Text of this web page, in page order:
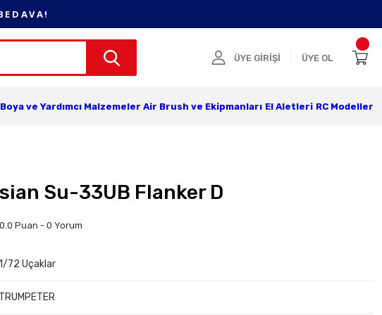
ÜYE GİRİŞİ ÜYE OL
Boya ve Yardımcı Malzemeler Air Brush ve Ekipmanları El Aletleri RC Modeller
Su-33UB Flanker D
0.0 Puan - 0 Yorum
72 Uçaklar
TRUMPETER